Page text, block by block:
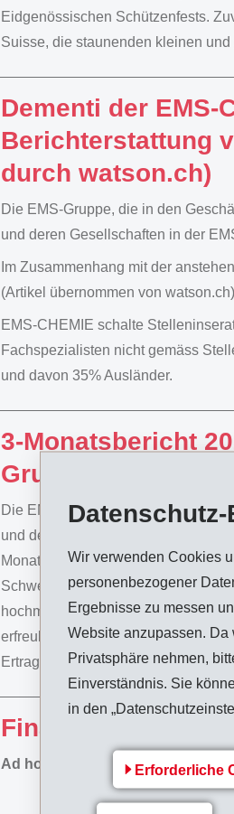
Wir verwenden Cookies
personenbezogener
Ergebnisse zu messen
Website anzupassen. Da
Privatsphäre nehmen,
Einverständnis. Sie
in den
Erforderliche
Eidgenössischen Schützenfests.
Suisse, die staunenden kleinen
Dementi der EMS-
Berichterstattung
durch watson.ch)
Die EMS-Gruppe, die in den
und deren Gesellschaften in der
Im Zusammenhang mit der
(Artikel übernommen von
EMS-CHEMIE schalte
Fachspezialisten nicht gemäss
und davon 35% Ausländer.
3-Monatsbericht
Gruppe
Die EMS-Gruppe, die in den
und deren Gesellschaften in der
Monaten 2026 einenNettoumsatz
Schweizer Franken die
hochmargigen Spezialitäten und
erfreuliche Resultate zu realisieren.
Ertragskraft deutlich ausgebaut
Finanzbericht 2025
Ad hoc-Mitteilung gemäss Art. 53